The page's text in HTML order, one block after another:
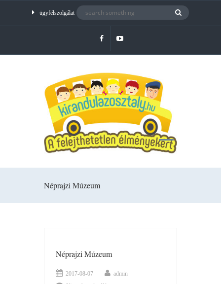
ügyfélszolgálat
Néprajzi Múzeum
Néprajzi Múzeum
2017-08-07
admin